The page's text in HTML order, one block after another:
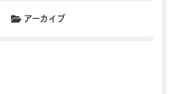
アーカイブ